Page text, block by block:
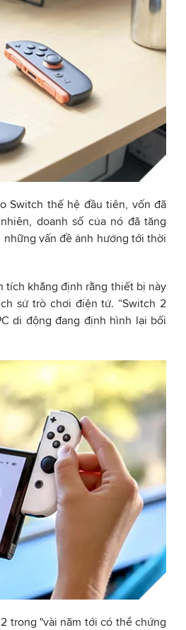
Switch thế hệ đầu tiên, vốn đã
doanh số của nó đã tăng
vấn đề ảnh hưởng tới thời
tích khẳng định rằng thiết bị này
sử trò chơi điện tử. “Switch 2
di động đang định hình lại bối
trong "vài năm tới có thể chứng